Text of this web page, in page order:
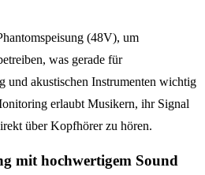
(48V), um
was gerade für
und akustischen Instrumenten wichtig
erlaubt Musikern, ihr Signal
über Kopfhörer zu hören.
mit hochwertigem Sound